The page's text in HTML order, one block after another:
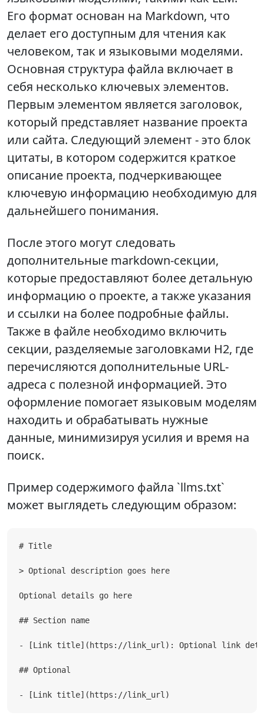
Его формат основан на Markdown, что
делает его доступным для чтения как
человеком, так и языковыми моделями.
Основная структура файла включает в
себя несколько ключевых элементов.
Первым элементом является заголовок,
который представляет название проекта
или сайта. Следующий элемент - это блок
цитаты, в котором содержится краткое
описание проекта, подчеркивающее
ключевую информацию необходимую для
дальнейшего понимания.
После этого могут следовать
дополнительные markdown-секции,
которые предоставляют более детальную
информацию о проекте, а также указания
и ссылки на более подробные файлы.
Также в файле необходимо включить
секции, разделяемые заголовками H2, где
перечисляются дополнительные URL-
адреса с полезной информацией. Это
оформление помогает языковым моделям
находить и обрабатывать нужные
данные, минимизируя усилия и время на
поиск.
Пример содержимого файла `llms.txt`
может выглядеть следующим образом:
# Title
> Optional description goes here
Optional details go here
## Section name
- [Link title](https://link_url): Optional link
## Optional
- [Link title](https://link_url)